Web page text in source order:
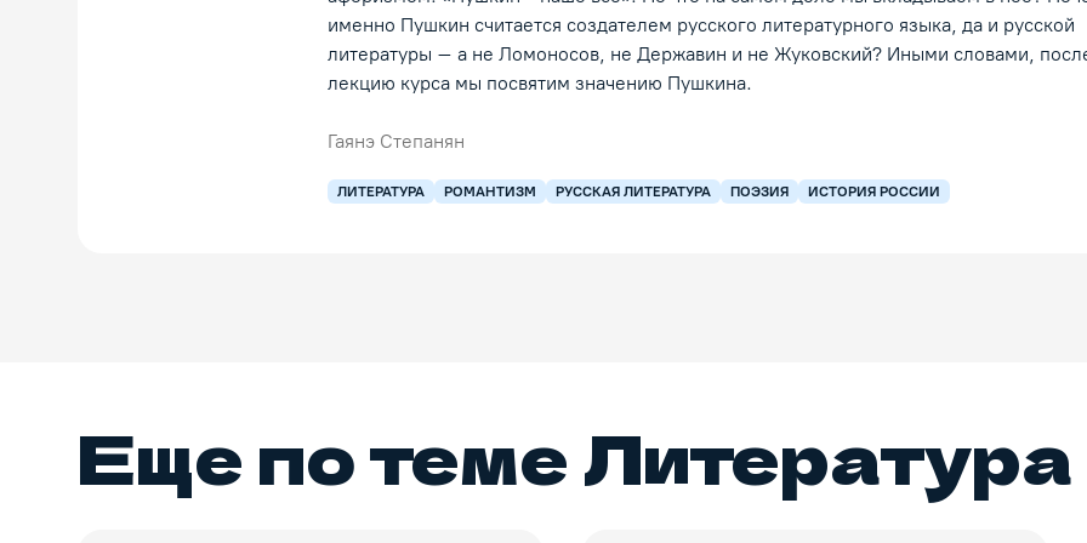
именно Пушкин считается создателем русского литературного языка, да и русской
литературы – а не Ломоносов, не Державин и не Жуковский? Иными словами,
лекцию курса мы посвятим значению Пушкина.
Гаянэ Степанян
ЛИТЕРАТУРА РОМАНТИЗМ РУССКАЯ ЛИТЕРАТУРА ПОЭЗИЯ ИСТОРИЯ РОССИИ
Еще по темеЛитература